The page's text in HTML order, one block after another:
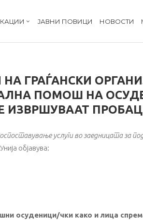
ЈАВНИ ПОВИЦИ НОВОСТИ
ГРАЃАНСКИ
ПОМОШ НА
услуги во заедницата за
објавува:
осуденици/чки како и лица